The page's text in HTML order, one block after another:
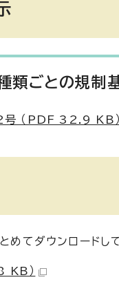
類ごとの規制
（PDF 32.9 KB）
めてダウンロードし
KB）